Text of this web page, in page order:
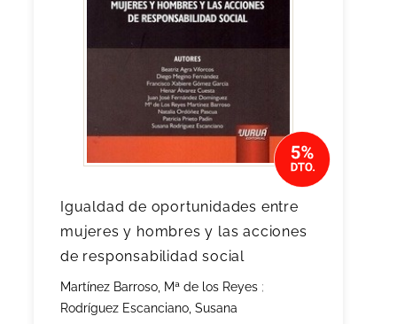
Igualdad de oportunidades entre
mujeres y hombres y las acciones
de responsabilidad social
Martínez Barroso, Mª de los Reyes ;
Rodríguez Escanciano, Susana